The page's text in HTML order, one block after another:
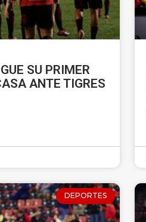
SU PRIMER
ANTE TIGRES
DEPORTES